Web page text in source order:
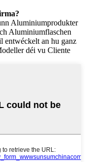
Aluminiumprodukter
Aluminiumflaschen
entwéckelt an hu ganz
déi vu Cliente